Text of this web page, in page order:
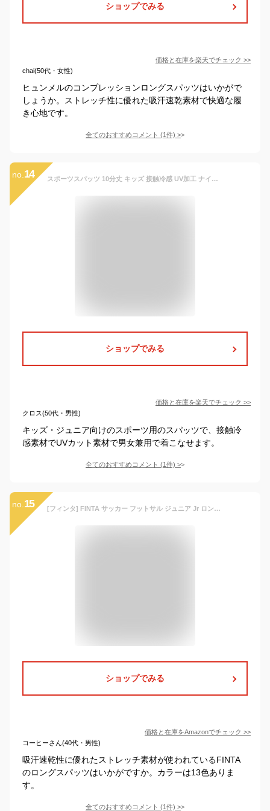
ショップでみる
価格と在庫を楽天でチェック >>
chai(50代・女性)
ヒュンメルのコンプレッションロングスパッツはいかがで
しょうか。ストレッチ性に優れた吸汗速乾素材で快適な履
き心地です。
全てのおすすめコメント (1件) >
no. 14 スポーツスパッツ 10分丈 キッズ 接触冷感 UV加工 ナイロン 日本製 黒 120 135 150 160サイズ コンプレッションパンツ 重ね履き可 男女両用 ロングスパッツ 肌着 サポーター ジュニア サッカー ランニング バスケット ラグビー ダンス お祭り ウォーキング ヨガ バレエ
ショップでみる
価格と在庫を楽天でチェック >>
クロス(50代・男性)
キッズ・ジュニア向けのスポーツ用のスパッツで、接触冷
感素材でUVカット素材で男女兼用で着こなせます。
全てのおすすめコメント (1件) >
no. 15 [フィンタ] FINTA サッカー フットサル ジュニア Jr ロングスパッツ FTW7030 (001) ホワイト 160
ショップでみる
価格と在庫をAmazonでチェック >>
コーヒーさん(40代・男性)
吸汗速乾性に優れたストレッチ素材が使われているFINTA
のロングスパッツはいかがですか。カラーは13色ありま
す。
全てのおすすめコメント (1件) >